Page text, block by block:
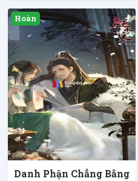
Danh Phận Chẳng Bằng